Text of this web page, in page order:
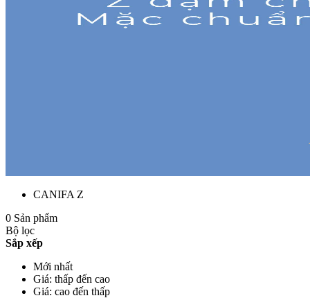
CANIFA Z
0 Sản phẩm
Bộ lọc
Sắp xếp
Mới nhất
Giá: thấp đến cao
Giá: cao đến thấp